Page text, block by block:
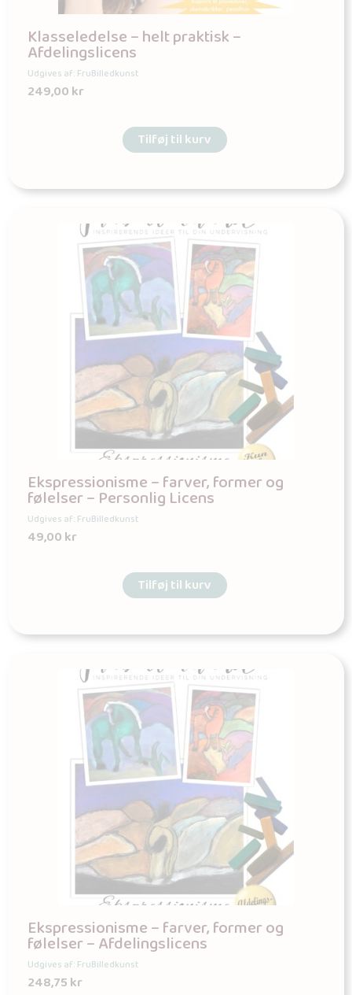
Klasseledelse – helt praktisk –
Afdelingslicens
Udgives af: FruBilledkunst
249,00kr
Tilføj til kurv
Ekspressionisme – farver, former og
følelser – Personlig Licens
Udgives af: FruBilledkunst
49,00kr
Tilføj til kurv
Ekspressionisme – farver, former og
følelser – Afdelingslicens
Udgives af: FruBilledkunst
248,75kr